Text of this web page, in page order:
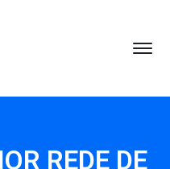
REDE DE